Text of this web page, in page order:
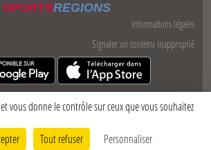
SPORTSREGIONS
Informations légales
Signaler un contenu inapproprié
Connexion
vous donne le contrôle sur ceux que vous souhaitez
Tout refuser Personnaliser